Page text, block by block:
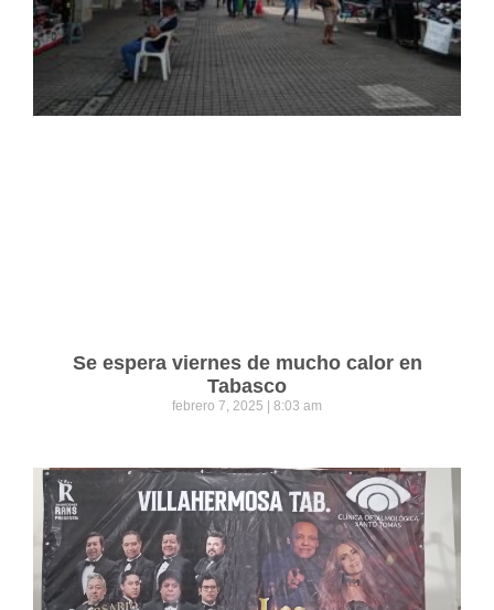
Se espera viernes de mucho calor en
Tabasco
febrero 7, 2025 8:03 am